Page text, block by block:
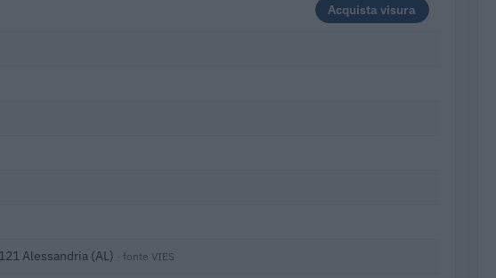
Acquista visura
Alessandria (AL) · fonte VIES